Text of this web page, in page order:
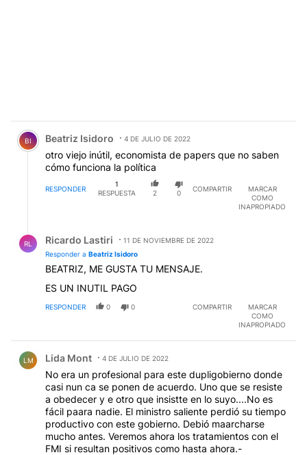
Comentario de Beatriz Isidoro.
BI Beatriz Isidoro 4 DE JULIO DE 2022
otro viejo inútil, economista de papers que no saben
cómo funciona la política
RESPONDER
1
RESPUESTA
2 0
COMPARTIR
MARCAR
COMO
INAPROPIADO
RL Ricardo Lastiri
11 DE NOVIEMBRE DE 2022
Responder a Beatriz Isidoro
BEATRIZ, ME GUSTA TU MENSAJE.
ES UN INUTIL PAGO
RESPONDER 0 0 COMPARTIR
MARCAR
COMO
INAPROPIADO
LM Lida Mont 4 DE JULIO DE 2022
No era un profesional para este dupligobierno donde
casi nun ca se ponen de acuerdo. Uno que se resiste
a obedecer y e otro que insistte en lo suyo....No es
fácil paara nadie. El ministro saliente perdió su tiempo
productivo con este gobierno. Debió maarcharse
mucho antes. Veremos ahora los tratamientos con el
FMI si resultan positivos como hasta ahora.-